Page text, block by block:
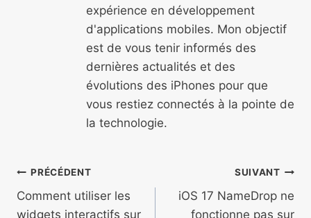
expérience en développement
d'applications mobiles. Mon objectif
est de vous tenir informés des
dernières actualités et des
évolutions des iPhones pour que
vous restiez connectés à la pointe de
la technologie.
Navigation
de
PRÉCÉDENT
Comment utiliser les
widgets interactifs sur
SUIVANT
iOS 17 NameDrop ne
fonctionne pas sur